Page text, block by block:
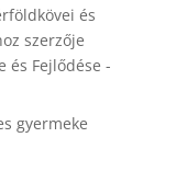
és
szerzője
és Fejlődése -
gyermeke